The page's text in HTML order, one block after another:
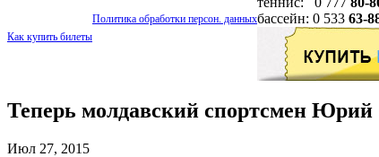
Политика обработки персон. данных
Как купить билеты
бассейн: 0 533 63-
Теперь молдавский спортсмен
Июл 27, 2015